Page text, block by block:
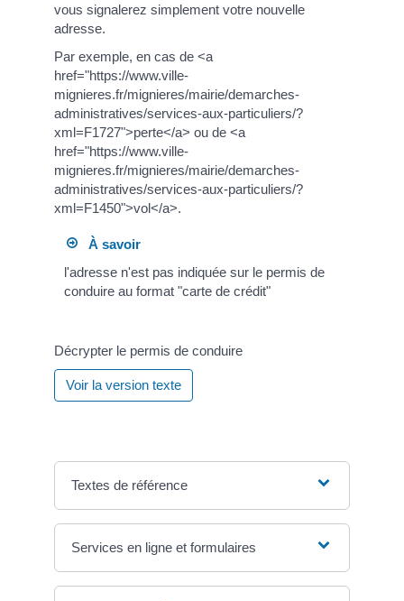
vous signalerez simplement votre nouvelle
adresse.
Par exemple, en cas de <a
href="https://www.ville-
mignieres.fr/mignieres/mairie/demarches-
administratives/services-aux-particuliers/?
xml=F1727">perte</a> ou de <a
href="https://www.ville-
mignieres.fr/mignieres/mairie/demarches-
administratives/services-aux-particuliers/?
xml=F1450">vol</a>.
À savoir
l'adresse n'est pas indiquée sur le permis de
conduire au format "carte de crédit"
Décrypter le permis de conduire
Voir la version texte
Textes de référence
Services en ligne et formulaires